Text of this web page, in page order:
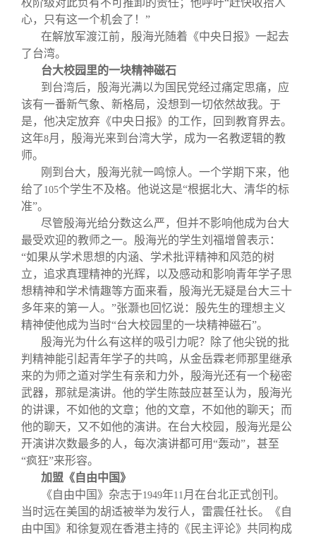
权阶级对此负有不可推卸的责任；他呼吁“赶快收拾人
心，只有这一个机会了！”
在解放军渡江前，殷海光随着《中央日报》一起去
了台湾。
台大校园里的一块精神磁石
到台湾后，殷海光满以为国民党经过痛定思痛，应
该有一番新气象、新格局，没想到一切依然故我。于
是，他决定放弃《中央日报》的工作，回到教育界去。
这年8月，殷海光来到台湾大学，成为一名教逻辑的教
师。
刚到台大，殷海光就一鸣惊人。一个学期下来，他
给了 105个学生不及格。他说这是“根据北大、清华的标
准”。
尽管殷海光给分数这么严，但并不影响他成为台大
最受欢迎的教师之一。殷海光的学生刘福增曾表示：
“如果从学术思想的内涵、学术批评精神和风范的树
立，追求真理精神的光辉，以及感动和影响青年学子思
想精神和学术情趣等方面来看，殷海光无疑是台大三十
多年来的第一人。”张灏也回忆说：殷先生的理想主义
精神使他成为当时“台大校园里的一块精神磁石”。
殷海光为什么有这样的吸引力呢？除了他尖锐的批
判精神能引起青年学子的共鸣，从金岳霖老师那里继承
来的为师之道对学生有亲和力外，殷海光还有一个秘密
武器，那就是演讲。他的学生陈鼓应甚至认为，殷海光
的讲课，不如他的文章；他的文章，不如他的聊天；而
他的聊天，又不如他的演讲。在台大校园，殷海光是公
开演讲次数最多的人，每次演讲都可用“轰动”，甚至
“疯狂”来形容。
加盟《自由中国》
《自由中国》杂志于1949年11 月在台北正式创刊。
当时远在美国的胡适被举为发行人，雷震任社长。《自
由中国》和徐复观在香港主持的《民主评论》共同构成